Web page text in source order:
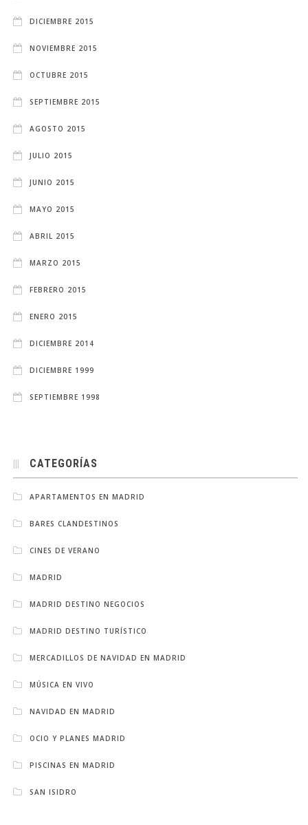
DICIEMBRE 2015
NOVIEMBRE 2015
OCTUBRE 2015
SEPTIEMBRE 2015
AGOSTO 2015
JULIO 2015
JUNIO 2015
MAYO 2015
ABRIL 2015
MARZO 2015
FEBRERO 2015
ENERO 2015
DICIEMBRE 2014
DICIEMBRE 1999
SEPTIEMBRE 1998
CATEGORÍAS
APARTAMENTOS EN MADRID
BARES CLANDESTINOS
CINES DE VERANO
MADRID
MADRID DESTINO NEGOCIOS
MADRID DESTINO TURÍSTICO
MERCADILLOS DE NAVIDAD EN MADRID
MÚSICA EN VIVO
NAVIDAD EN MADRID
OCIO Y PLANES MADRID
PISCINAS EN MADRID
SAN ISIDRO